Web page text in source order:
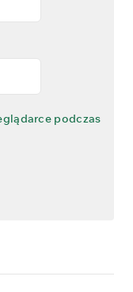
podczas